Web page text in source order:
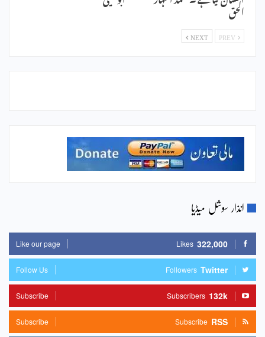
الحق
NEXT
انذار سوشل میڈیا
322,000
Likes
Like our page
Twitter
Followers
Follow Us
132k
Subscribers
Subscribe
RSS
Subscribe
Subscribe